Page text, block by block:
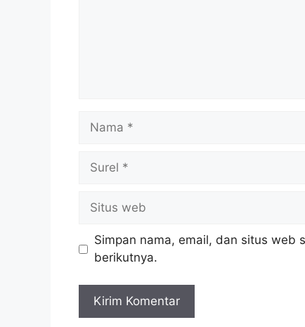
Nama
Surel
Situs
web
Simpan nama, email, dan situs web
berikutnya.